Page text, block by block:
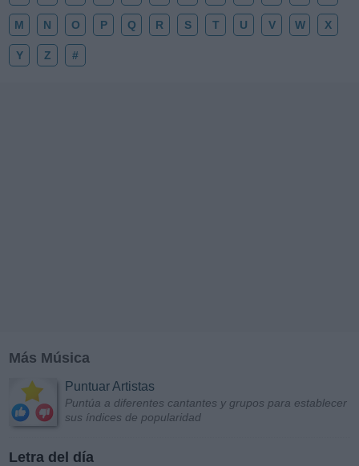
M N O P Q R S T U V W X
Y Z #
Más Música
Puntuar Artistas
Puntúa a diferentes cantantes y grupos para establecer
sus índices de popularidad
Letra del día